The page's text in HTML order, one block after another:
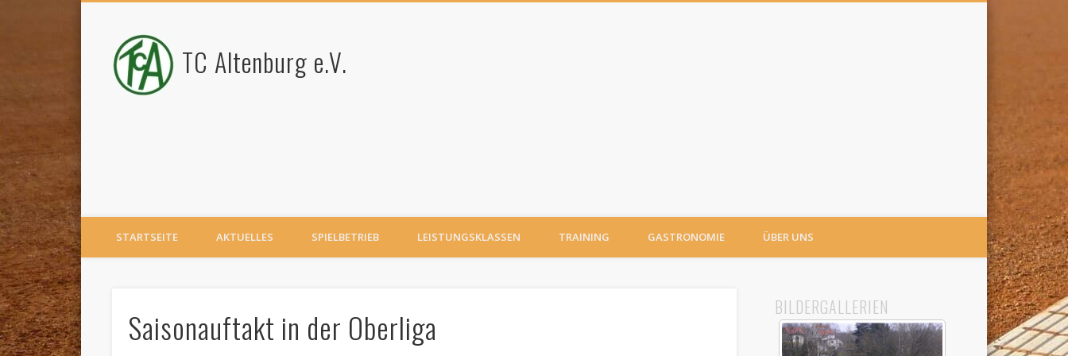
TC Altenburg e.V.
STARTSEITE AKTUELLES SPIELBETRIEB LEISTUNGSKLASSEN TRAINING GASTRONOMIE ÜBER UNS
Saisonauftakt in der Oberliga BILDERGALLERIEN